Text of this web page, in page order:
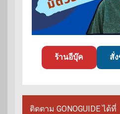
ร้านอีบุ๊ค สั่
ติดตาม GONOGUIDE ได้ที่